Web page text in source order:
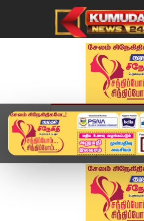
முகப்பு விளையாட்டு
Home வீடியோ ஸ்டோரி